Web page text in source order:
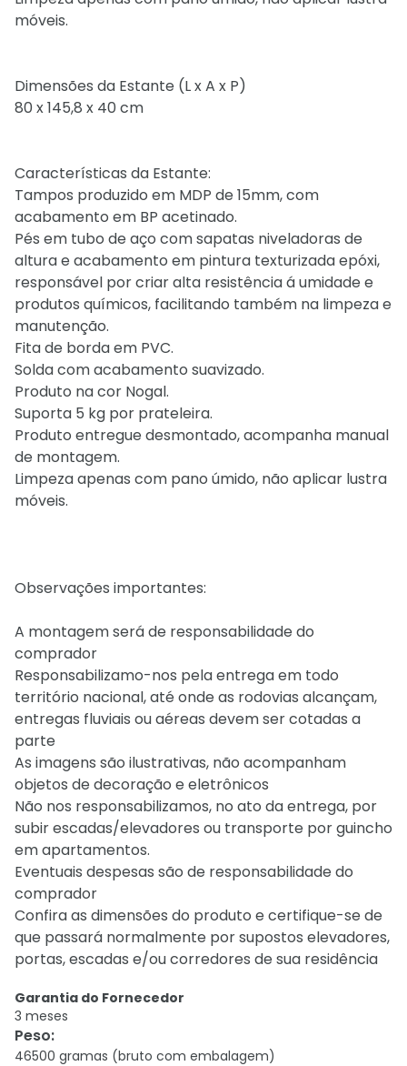
móveis.
Dimensões da Estante (L x A x P)
80 x 145,8 x 40 cm
Características da Estante:
Tampos produzido em MDP de 15mm, com
acabamento em BP acetinado.
Pés em tubo de aço com sapatas niveladoras de
altura e acabamento em pintura texturizada epóxi,
responsável por criar alta resistência á umidade e
produtos químicos, facilitando também na limpeza e
manutenção.
Fita de borda em PVC.
Solda com acabamento suavizado.
Produto na cor Nogal.
Suporta 5 kg por prateleira.
Produto entregue desmontado, acompanha manual
de montagem.
Limpeza apenas com pano úmido, não aplicar lustra
móveis.
Observações importantes:
A montagem será de responsabilidade do
comprador
Responsabilizamo-nos pela entrega em todo
território nacional, até onde as rodovias alcançam,
entregas fluviais ou aéreas devem ser cotadas a
parte
As imagens são ilustrativas, não acompanham
objetos de decoração e eletrônicos
Não nos responsabilizamos, no ato da entrega, por
subir escadas/elevadores ou transporte por guincho
em apartamentos.
Eventuais despesas são de responsabilidade do
comprador
Confira as dimensões do produto e certifique-se de
que passará normalmente por supostos elevadores,
portas, escadas e/ou corredores de sua residência
Garantia do Fornecedor
3 meses
Peso:
46500 gramas (bruto com embalagem)